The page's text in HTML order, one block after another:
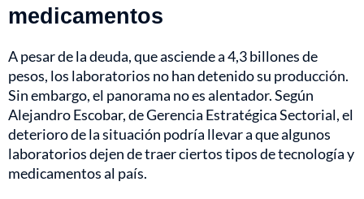
medicamentos
A pesar de la deuda, que asciende a 4,3 billones de
pesos, los laboratorios no han detenido su producción.
Sin embargo, el panorama no es alentador. Según
Alejandro Escobar, de Gerencia Estratégica Sectorial, el
deterioro de la situación podría llevar a que algunos
laboratorios dejen de traer ciertos tipos de tecnología y
medicamentos al país.